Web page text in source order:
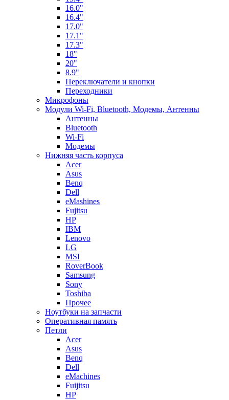
16.0"
16.4"
17.0"
17.1"
17.3"
18"
20"
8.9"
Переключатели и кнопки
Переходники
Микрофоны
Модули Wi-Fi, Bluetooth, Модемы, Антенны
Aнтенны
Bluetooth
Wi-Fi
Модемы
Нижняя часть корпуса
Acer
Asus
Benq
Dell
eMashines
Fujitsu
HP
IBM
Lenovo
LG
MSI
RoverBook
Samsung
Sony
Toshiba
Прочее
Ноутбуки на запчасти
Оперативная память
Петли
Acer
Asus
Benq
Dell
eMachines
Fuijitsu
HP